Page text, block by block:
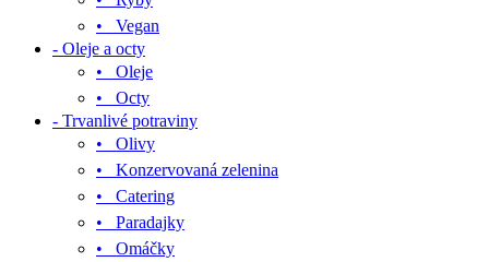
• Vegan
- Oleje a octy
• Oleje
• Octy
- Trvanlivé potraviny
• Olivy
• Konzervovaná zelenina
• Catering
• Paradajky
• Omáčky